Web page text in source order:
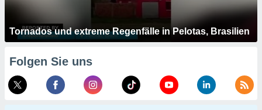
Tornados und extreme Regenfälle in Pelotas, Brasilien
Folgen Sie uns